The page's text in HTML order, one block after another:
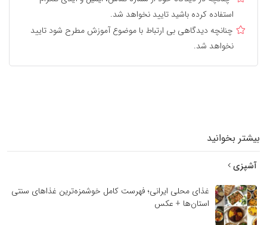
استفاده کرده باشید تایید نخواهد شد.
چنانچه دیدگاهی بی ارتباط با موضوع آموزش مطرح شود تایید
نخواهد شد.
بیشتر بخوانید
آشپزی
غذای محلی ایرانی؛ فهرست کامل خوشمزه‌ترین غذاهای سنتی
استان‌ها + عکس